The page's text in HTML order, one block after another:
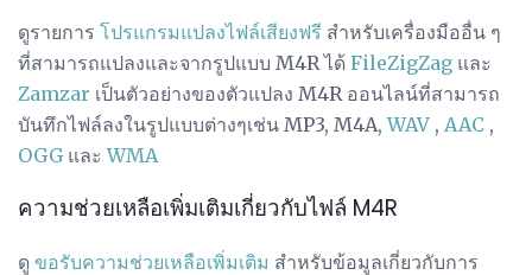
ดูรายการ โปรแกรมแปลงไฟล์เสียงฟรี สำหรับเครื่องมืออื่น ๆ
ที่สามารถแปลงและจากรูปแบบ M4R ได้ FileZigZag และ
Zamzar เป็นตัวอย่างของตัวแปลง M4R ออนไลน์ที่สามารถ
บันทึกไฟล์ลงในรูปแบบต่างๆเช่น MP3, M4A,WAV , AAC ,
OGG และWMA
ความช่วยเหลือเพิ่มเติมเกี่ยวกับไฟล์ M4R
ดู ขอรับความช่วยเหลือเพิ่มเติม สำหรับข้อมูลเกี่ยวกับการ